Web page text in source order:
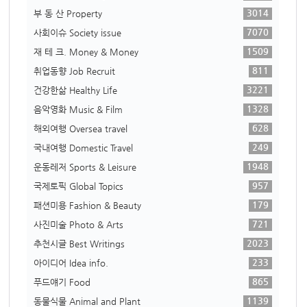
부 동 산 Property
3014
사회이슈 Society issue
7070
재 테 크. Money & Money
1509
취업동향 Job Recruit
811
건강한삶 Healthy Life
3221
음악영화 Music & Film
1328
해외여행 Oversea travel
628
국내여행 Domestic Travel
249
운동레저 Sports & Leisure
1948
국제토픽 Global Topics
957
패션미용 Fashion & Beauty
179
사진미술 Photo & Arts
721
추천시글 Best Writings
2023
아이디어 Idea info.
233
푸드얘기 Food
865
동물식물 Animal and Plant
1139